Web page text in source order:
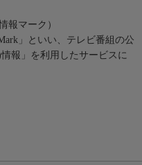
報マーク）
」といい、テレビ番組の公
報」を利用したサービスに